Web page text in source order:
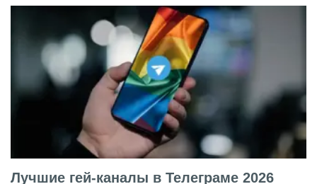
Лучшие гей-каналы в Телеграме 2026